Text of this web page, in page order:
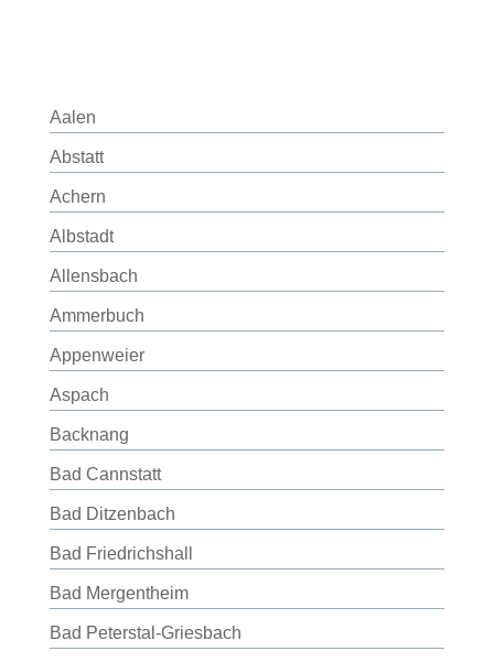
Aalen
Abstatt
Achern
Albstadt
Allensbach
Ammerbuch
Appenweier
Aspach
Backnang
Bad Cannstatt
Bad Ditzenbach
Bad Friedrichshall
Bad Mergentheim
Bad Peterstal-Griesbach